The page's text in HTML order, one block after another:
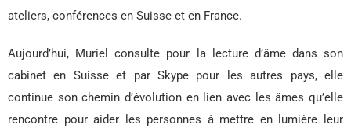
ateliers, conférences en Suisse et en France.
Aujourd’hui, Muriel consulte pour la lecture d’âme dans son
cabinet en Suisse et par Skype pour les autres pays, elle
continue son chemin d’évolution en lien avec les âmes qu’elle
rencontre pour aider les personnes à mettre en lumière leur